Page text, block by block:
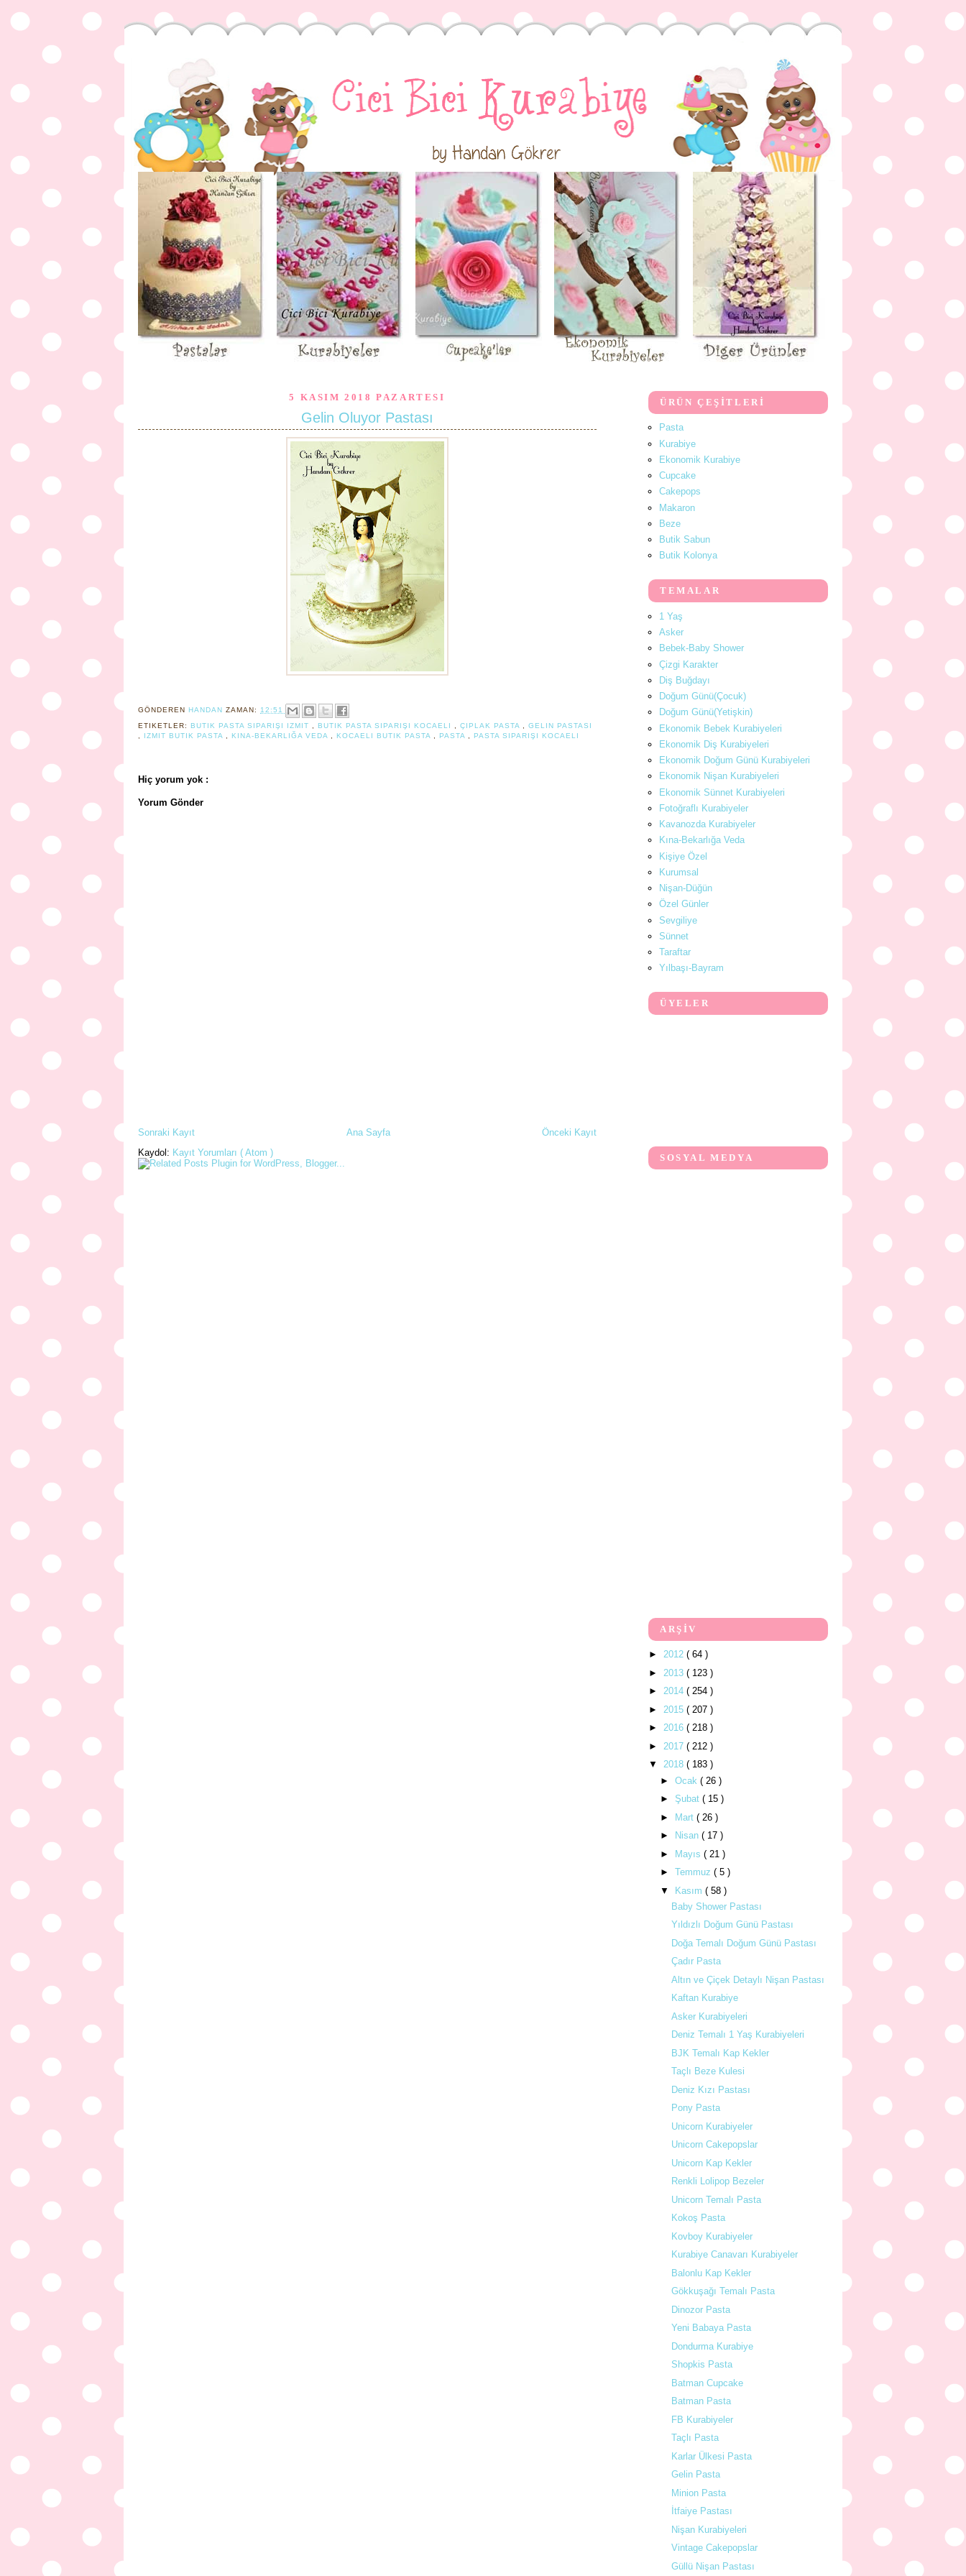
5 KASIM 2018 PAZARTESI
Gelin Oluyor Pastası
GÖNDEREN HANDAN ZAMAN: 12:51
ETIKETLER: BUTIK PASTA SIPARIŞI IZMIT BUTIK PASTA SIPARIŞI KOCAELI ÇIPLAK PASTA
GELIN PASTASI
IZMIT BUTIK PASTA KINA-BEKARLIĞA VEDA KOCAELI BUTIK PASTA PASTA PASTA SIPARIŞI KOCAELI
Hiç yorum yok :
Yorum Gönder
Sonraki Kayıt Önceki Kayıt
Ana Sayfa
Kaydol: Kayıt Yorumları ( Atom )
ÜRÜN ÇEŞİTLERİ
Pasta
Kurabiye
Ekonomik Kurabiye
Cupcake
Cakepops
Makaron
Beze
Butik Sabun
Butik Kolonya
TEMALAR
1 Yaş
Asker
Bebek-Baby Shower
Çizgi Karakter
Diş Buğdayı
Doğum Günü(Çocuk)
Doğum Günü(Yetişkin)
Ekonomik Bebek Kurabiyeleri
Ekonomik Diş Kurabiyeleri
Ekonomik Doğum Günü Kurabiyeleri
Ekonomik Nişan Kurabiyeleri
Ekonomik Sünnet Kurabiyeleri
Fotoğraflı Kurabiyeler
Kavanozda Kurabiyeler
Kına-Bekarlığa Veda
Kişiye Özel
Kurumsal
Nişan-Düğün
Özel Günler
Sevgiliye
Sünnet
Taraftar
Yılbaşı-Bayram
ÜYELER
SOSYAL MEDYA
ARŞİV
► 2012 ( 64 )
► 2013 ( 123 )
► 2014 ( 254 )
► 2015 ( 207 )
► 2016 ( 218 )
► 2017 ( 212 )
▼ 2018 ( 183 )
► Ocak ( 26 )
► Şubat ( 15 )
► Mart ( 26 )
►
Nisan ( 17 )
► Mayıs ( 21 )
► Temmuz ( 5 )
▼ Kasım ( 58 )
Baby Shower Pastası
Yıldızlı Doğum Günü Pastası
Doğa Temalı Doğum Günü Pastası
Çadır Pasta
Altın ve Çiçek Detaylı Nişan Pastası
Kaftan Kurabiye
Asker Kurabiyeleri
Deniz Temalı 1 Yaş Kurabiyeleri
BJK Temalı Kap Kekler
Taçlı Beze Kulesi
Deniz Kızı Pastası
Pony Pasta
Unicorn Kurabiyeler
Unicorn Cakepopslar
Unicorn Kap Kekler
Renkli Lolipop Bezeler
Unicorn Temalı Pasta
Kokoş Pasta
Kovboy Kurabiyeler
Kurabiye Canavarı Kurabiyeler
Balonlu Kap Kekler
Gökkuşağı Temalı Pasta
Dinozor Pasta
Yeni Babaya Pasta
Dondurma Kurabiye
Shopkis Pasta
Batman Cupcake
Batman Pasta
FB Kurabiyeler
Taçlı Pasta
Karlar Ülkesi Pasta
Gelin Pasta
Minion Pasta
İtfaiye Pastası
Nişan Kurabiyeleri
Vintage Cakepopslar
Güllü Nişan Pastası